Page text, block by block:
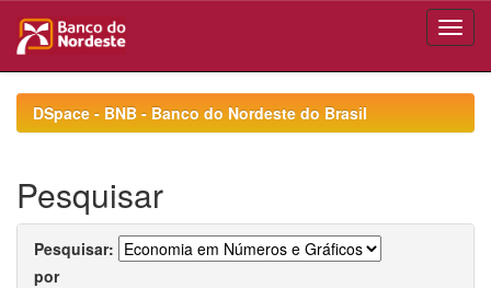
navigationDSpace - BNB - Banco do Nordeste do Brasil
Pesquisar
Pesquisar:
por